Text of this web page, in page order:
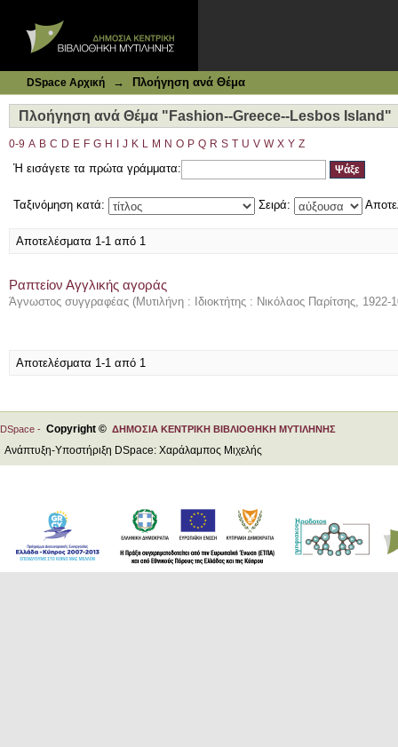
DSpace Αρχική → Πλοήγηση ανά Θέμα
Πλοήγηση ανά Θέμα "Fashion--Greece--Lesbos Island"
0-9 A B C D E F G H J K L M N O P Q R S T U V W X Y Z
Ή εισάγετε τα πρώτα γράμματα:
Ταξινόμηση κατά: Σειρά:
Αποτελέσματα 1-1 από 1
Ραπτείον Αγγλικής αγοράς
Άγνωστος συγγραφέας (Μυτιλήνη : Ιδιοκτήτης : Νικόλαος Παρίτσης, 1922-
Αποτελέσματα 1-1 από 1
DSpace - Copyright © ΔΗΜΟΣΙΑ ΚΕΝΤΡΙΚΗ ΒΙΒΛΙΟΘΗΚΗ ΜΥΤΙΛΗΝΗΣ
Ανάπτυξη-Υποστήριξη DSpace: Χαράλαμπος Μιχελής